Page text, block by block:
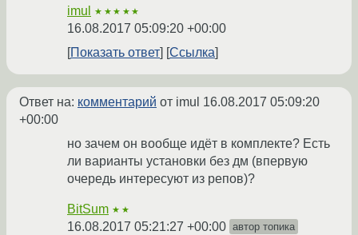
imul ★★★★★
16.08.2017 05:09:20 +00:00
Показать ответ
Ссылка
Ответ на: комментарий от imul 16.08.2017 05:09:20
+00:00
но зачем он вообще идёт в комплекте? Есть
ли варианты установки без дм (впервую
очередь интересуют из репов)?
BitSum ★★
16.08.2017 05:21:27 +00:00 автор топика